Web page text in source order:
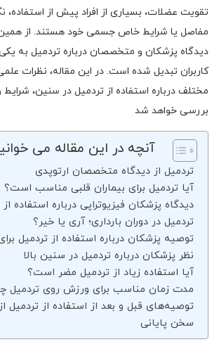
تقویت عضلات، بسیاری از افراد پیش از استفاده،
مفاصل یا شرایط خاص جسمی خود هستند. از همین
دیدگاه پزشکان و متخصصان درباره تردمیل به
کاربران تبدیل شده است. در این مقاله، نظرات
مختلف درباره استفاده از تردمیل در سنین،
بررسی خواهد شد
آنچه در این مقاله می
تردمیل از دیدگاه متخصصان ارتوپدی
آیا تردمیل برای بیماران قلبی مناسب است؟
دیدگاه پزشکان فیزیوتراپی درباره استفاده
تردمیل در دوران بارداری؛ آری یا خیر؟
توصیه پزشکان درباره استفاده از تردمیل
نظر پزشکان درباره تردمیل در سنین بالا
آیا استفاده زیاد از تردمیل مضر است؟
مدت زمان مناسب برای ورزش روی تردمیل
توصیه‌های قبل و بعد از استفاده از تردمیل
سخن پایانی